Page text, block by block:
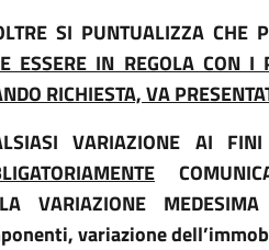
SI PUNTUALIZZA CHE
ESSERE IN REGOLA CON I
RICHIESTA, VA
VARIAZIONE AI
VARIAZIONE
variazione